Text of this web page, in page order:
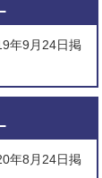
年9月24日掲
年8月24日掲